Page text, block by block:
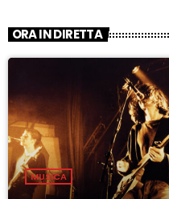
ORA IN DIRETTA
MUSICA